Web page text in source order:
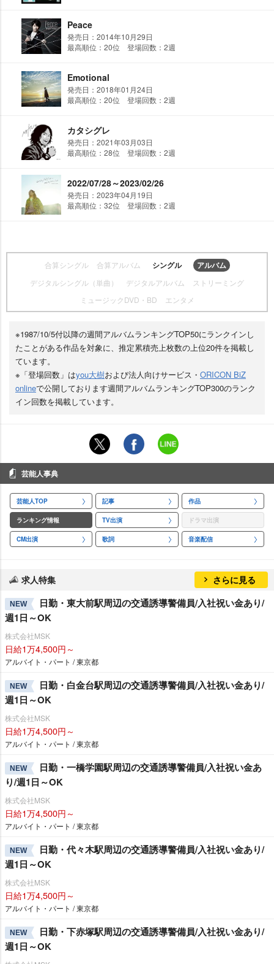
Peace
発売日：2014年10月29日
最高順位：20位 登場回数：2週
Emotional
発売日：2018年01月24日
最高順位：20位 登場回数：2週
カタシグレ
発売日：2021年03月03日
最高順位：28位 登場回数：2週
2022/07/28～2023/02/26
発売日：2023年04月19日
最高順位：32位 登場回数：2週
合算シングル 合算アルバム シングル アルバム
デジタルシングル（単曲） デジタルアルバム
ストリーミング
ミュージックDVD・BD
エンタメ
※1987/10/5付以降の週間アルバムランキングTOP50にランクインし
たことがある作品を対象に、推定累積売上枚数の上位20件を掲載し
ています。
※「登場回数」はyou大樹および法人向けサービス・ ORICON BiZ
onlineで公開しております週間アルバムランキングTOP300のランク
イン回数を掲載しています。
芸能人事典
芸能人TOP 記事 作品
ランキング情報 TV出演 ドラマ出演
CM出演 歌詞 音楽配信
求人特集 さらに見る
NEW
日勤・東大前駅周辺の交通誘導警備員/入社祝い金あり/
週1日～OK
株式会社MSK
日給1万4,500円～
アルバイト・パート / 東京都
NEW
日勤・白金台駅周辺の交通誘導警備員/入社祝い金あり/
週1日～OK
株式会社MSK
日給1万4,500円～
アルバイト・パート / 東京都
NEW
日勤・一橋学園駅周辺の交通誘導警備員/入社祝い金あ
り/週1日～OK
株式会社MSK
日給1万4,500円～
アルバイト・パート / 東京都
NEW
日勤・代々木駅周辺の交通誘導警備員/入社祝い金あり/
週1日～OK
株式会社MSK
日給1万4,500円～
アルバイト・パート / 東京都
NEW
日勤・下赤塚駅周辺の交通誘導警備員/入社祝い金あり/
週1日～OK